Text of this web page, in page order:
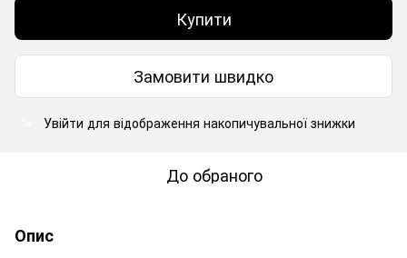
Купити
Замовити швидко
Увійти для відображення накопичувальної знижки
До обраного
Опис